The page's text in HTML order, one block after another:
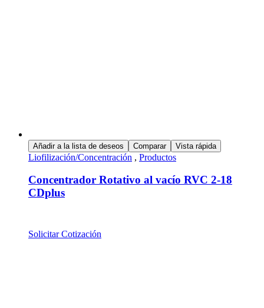
Añadir a la lista de deseos Comparar Vista rápida
Liofilización/Concentración , Productos
Concentrador Rotativo al vacío RVC 2-18
CDplus
Solicitar Cotización